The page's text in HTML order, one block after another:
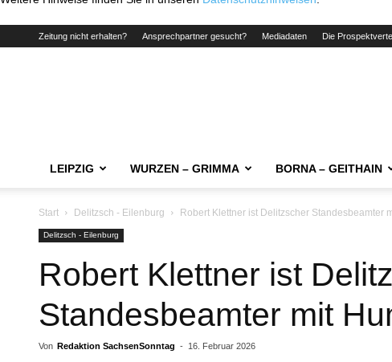
Zeitung nicht erhalten? Ansprechpartner gesucht? Mediadaten Die
LEIPZIG WURZEN – GRIMMA BORNA – GEITHAIN
Start Delitzsch - Eilenburg Robert Klettner ist Delitzscher Standesbeamter
Delitzsch - Eilenburg
Robert Klettner ist
Standesbeamter mit
Von Redaktion SachsenSonntag - 16. Februar 2026